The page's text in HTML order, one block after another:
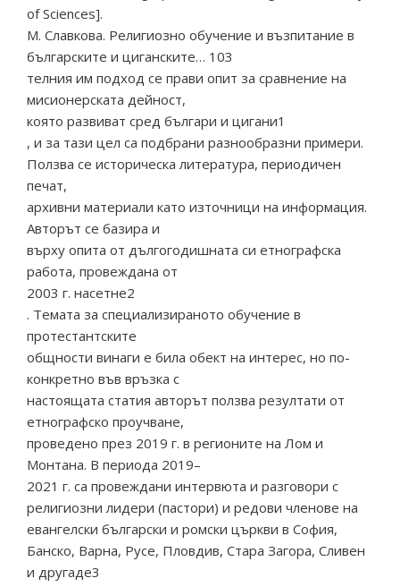
of Sciences].
М. Славкова. Религиозно обучение и възпитание в
българските и циганските… 103
телния им подход се прави опит за сравнение на
мисионерската дейност,
която развиват сред българи и цигани1
, и за тази цел са подбрани разнообразни примери.
Ползва се историческа литература, периодичен
печат,
архивни материали като източници на информация.
Авторът се базира и
върху опита от дългогодишната си етнографска
работа, провеждана от
2003 г. насетне2
. Темата за специализираното обучение в
протестантските
общности винаги е била обект на интерес, но по-
конкретно във връзка с
настоящата статия авторът ползва резултати от
етнографско проучване,
проведено през 2019 г. в регионите на Лом и
Монтана. В периода 2019–
2021 г. са провеждани интервюта и разговори с
религиозни лидери (пастори) и редови членове на
евангелски български и ромски църкви в София,
Банско, Варна, Русе, Пловдив, Стара Загора, Сливен
и другаде3